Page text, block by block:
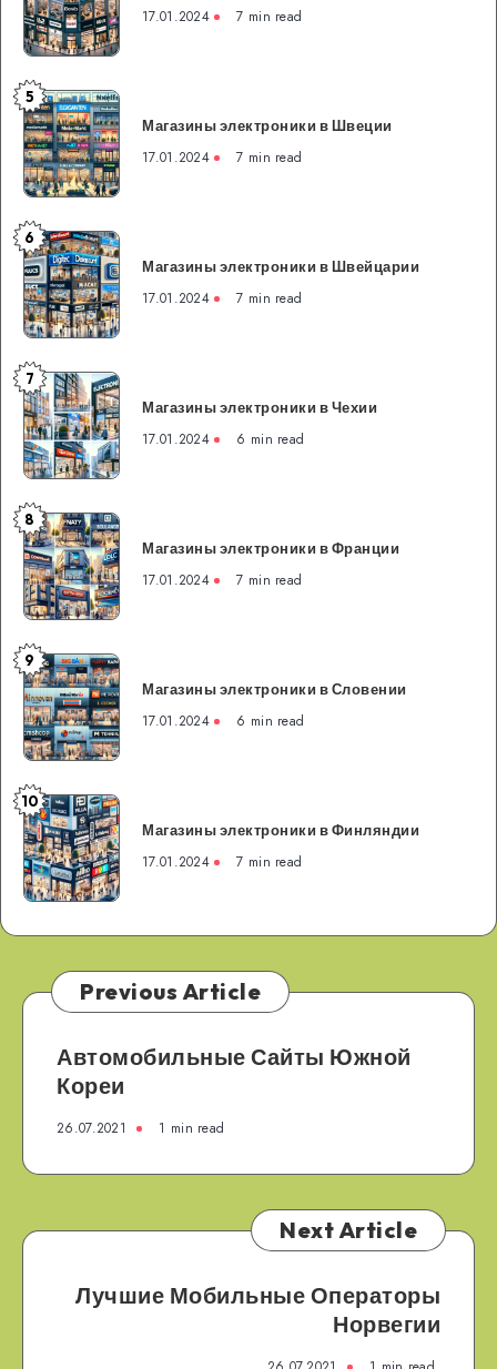
в
Эстонии
17.01.2024 7 min read
Магазины
электроники
в
Швеции
5
Магазины электроники в Швеции
17.01.2024 7 min read
Магазины
электроники
в
Швейцарии
6
Магазины электроники в Швейцарии
17.01.2024 7 min read
Магазины
электроники
в
Чехии
7
Магазины электроники в Чехии
17.01.2024 6 min read
Магазины
электроники
в
Франции
8
Магазины электроники в Франции
17.01.2024 7 min read
Магазины
электроники
в
Словении
9
Магазины электроники в Словении
17.01.2024 6 min read
Магазины
электроники
в
Финляндии
10
Магазины электроники в Финляндии
17.01.2024 7 min read
Previous Article
Автомобильные Сайты Южной
Кореи
26.07.2021 1 min read
Next Article
Лучшие Мобильные Операторы
Норвегии